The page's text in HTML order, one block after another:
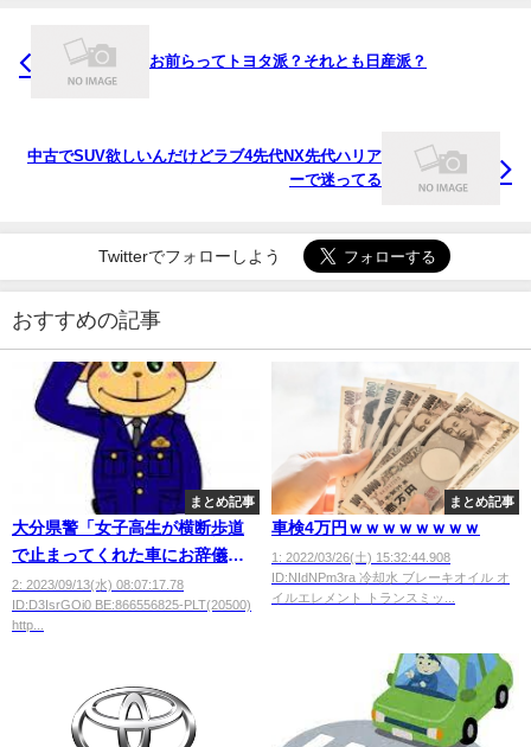
お前らってトヨタ派？それとも日産派？
中古でSUV欲しいんだけどラブ4先代NX先代ハリア
ーで迷ってる
Twitterでフォローしよう
おすすめの記事
まとめ記事
大分県警「女子高生が横断歩道
で止まってくれた車にお辞儀す
る素晴らしい動画」→大忖度で
大炎上wwwwwwww
2: 2023/09/13(水) 08:07:17.78
ID:D3IsrGOi0 BE:866556825-PLT(20500)
http...
まとめ記事
車検4万円ｗｗｗｗｗｗｗｗ
1: 2022/03/26(土) 15:32:44.908
ID:NIdNPm3ra 冷却水 ブレーキオイル オ
イルエレメント トランスミッ...